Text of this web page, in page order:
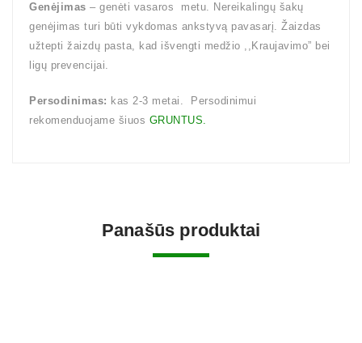
Genėjimas – genėti vasaros metu. Nereikalingų šakų
genėjimas turi būti vykdomas ankstyvą pavasarį. Žaizdas
užtepti žaizdų pasta, kad išvengti medžio ,,Kraujavimo” bei
ligų prevencijai.
Persodinimas: kas 2-3 metai. Persodinimui
rekomenduojame šiuos GRUNTUS.
Panašūs produktai